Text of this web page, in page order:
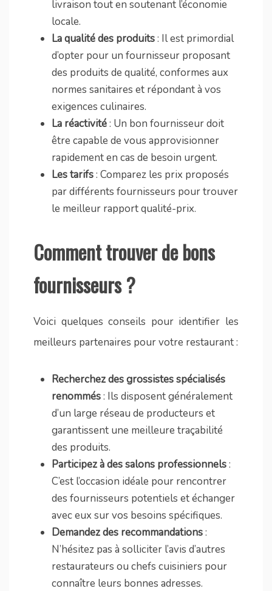
livraison tout en soutenant l’économie
locale.
La qualité des produits: Il est primordial
d’opter pour un fournisseur proposant
des produits de qualité, conformes aux
normes sanitaires et répondant à vos
exigences culinaires.
La réactivité: Un bon fournisseur doit
être capable de vous approvisionner
rapidement en cas de besoin urgent.
Les tarifs: Comparez les prix proposés
par différents fournisseurs pour trouver
le meilleur rapport qualité-prix.
Comment trouver de bons
fournisseurs ?
Voici quelques conseils pour identifier les
meilleurs partenaires pour votre restaurant :
Recherchez des grossistes spécialisés
renommés: Ils disposent généralement
d’un large réseau de producteurs et
garantissent une meilleure traçabilité
des produits.
Participez à des salons professionnels:
C’est l’occasion idéale pour rencontrer
des fournisseurs potentiels et échanger
avec eux sur vos besoins spécifiques.
Demandez des recommandations:
N’hésitez pas à solliciter l’avis d’autres
restaurateurs ou chefs cuisiniers pour
connaître leurs bonnes adresses.